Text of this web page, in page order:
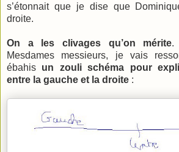
s’étonnait que je dise que
droite.
On a les clivages qu’on mérite.
Mesdames messieurs, je vais
ébahis un zouli schéma pour
entre la gauche et la droite :